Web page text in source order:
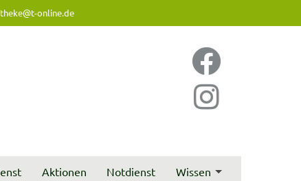
online.de
Aktionen Notdienst Wissen